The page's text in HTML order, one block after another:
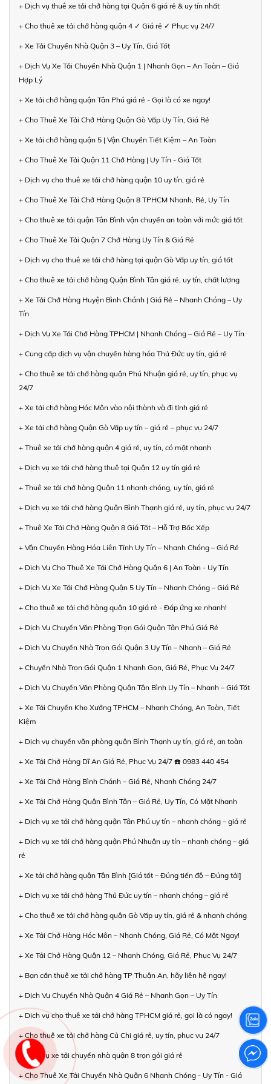
+ Dịch vụ thuê xe tải chở hàng tại Quận 6 giá rẻ & uy tín nhất
+ Cho thuê xe tải chở hàng quận 4 ✓ Giá rẻ ✓ Phục vụ 24/7
+ Xe Tải Chuyển Nhà Quận 3 – Uy Tín, Giá Tốt
+ Dịch Vụ Xe Tải Chuyển Nhà Quận 1 | Nhanh Gọn – An Toàn – Giá
Hợp Lý
+ Xe tải chở hàng quận Tân Phú giá rẻ - Gọi là có xe ngay!
+ Cho Thuê Xe Tải Chở Hàng Quận Gò Vấp Uy Tín, Giá Rẻ
+ Xe tải chở hàng quận 5 | Vận Chuyển Tiết Kiệm – An Toàn
+ Cho Thuê Xe Tải Quận 11 Chở Hàng | Uy Tín - Giá Tốt
+ Dịch vụ cho thuê xe tải chở hàng quận 10 uy tín, giá rẻ
+ Cho Thuê Xe Tải Chở Hàng Quận 8 TPHCM Nhanh, Rẻ, Uy Tín
+ Cho thuê xe tải quận Tân Bình vận chuyển an toàn với mức giá tốt
+ Cho Thuê Xe Tải Quận 7 Chở Hàng Uy Tín & Giá Rẻ
+ Dịch vụ cho thuê xe tải chở hàng tại quận Gò Vấp uy tín, giá tốt
+ Cho thuê xe tải chở hàng Quận Bình Tân giá rẻ, uy tín, chất lượng
+ Xe Tải Chở Hàng Huyện Bình Chánh | Giá Rẻ – Nhanh Chóng – Uy
Tín
+ Dịch Vụ Xe Tải Chở Hàng TPHCM | Nhanh Chóng – Giá Rẻ – Uy Tín
+ Cung cấp dịch vụ vận chuyển hàng hóa Thủ Đức uy tín, giá rẻ
+ Cho thuê xe tải chở hàng quận Phú Nhuận giá rẻ, uy tín, phục vụ
24/7
+ Xe tải chở hàng Hóc Môn vào nội thành và đi tỉnh giá rẻ
+ Xe tải chở hàng Quận Gò Vấp uy tín – giá rẻ – phục vụ 24/7
+ Thuê xe tải chở hàng quận 4 giá rẻ, uy tín, có mặt nhanh
+ Dịch vụ xe tải chở hàng thuê tại Quận 12 uy tín giá rẻ
+ Thuê xe tải chở hàng Quận 11 nhanh chóng, uy tín, giá rẻ
+ Dịch vụ xe tải chở hàng Quận Bình Thạnh giá rẻ, uy tín, phục vụ 24/7
+ Thuê Xe Tải Chở Hàng Quận 8 Giá Tốt – Hỗ Trợ Bốc Xếp
+ Vận Chuyển Hàng Hóa Liên Tỉnh Uy Tín – Nhanh Chóng – Giá Rẻ
+ Dịch Vụ Cho Thuê Xe Tải Chở Hàng Quận 6 | An Toàn - Uy Tín
+ Dịch Vụ Xe Tải Chở Hàng Quận 5 Uy Tín – Nhanh Chóng – Giá Rẻ
+ Cho thuê xe tải chở hàng quận 10 giá rẻ - Đáp ứng xe nhanh!
+ Dịch Vụ Chuyển Văn Phòng Trọn Gói Quận Tân Phú Giá Rẻ
+ Dịch Vụ Chuyển Nhà Trọn Gói Quận 3 Uy Tín – Nhanh – Giá Rẻ
+ Chuyển Nhà Trọn Gói Quận 1 Nhanh Gọn, Giá Rẻ, Phục Vụ 24/7
+ Dịch Vụ Chuyển Văn Phòng Quận Tân Bình Uy Tín – Nhanh – Giá Tốt
+ Xe Tải Chuyển Kho Xưởng TPHCM – Nhanh Chóng, An Toàn, Tiết
Kiệm
+ Dịch vụ chuyển văn phòng quận Bình Thạnh uy tín, giá rẻ, an toàn
+ Xe Tải Chở Hàng Dĩ An Giá Rẻ, Phục Vụ 24/7 ☎️ 0983 440 454
+ Xe Tải Chở Hàng Bình Chánh – Giá Rẻ, Nhanh Chóng 24/7
+ Xe Tải Chở Hàng Quận Bình Tân – Giá Rẻ, Uy Tín, Có Mặt Nhanh
+ Dịch vụ xe tải chở hàng quận Tân Phú uy tín – nhanh chóng – giá rẻ
+ Dịch vụ xe tải chở hàng quận Phú Nhuận uy tín – nhanh chóng – giá
rẻ
+ Xe tải chở hàng quận Tân Bình [Giá tốt – Đúng tiến độ – Đúng tải]
+ Dịch vụ xe tải chở hàng Thủ Đức uy tín – nhanh chóng – giá rẻ
+ Cho thuê xe tải chở hàng quận Gò Vấp uy tín, giá rẻ & nhanh chóng
+ Xe Tải Chở Hàng Hóc Môn – Nhanh Chóng, Giá Rẻ, Có Mặt Ngay!
+ Xe Tải Chở Hàng Quận 12 – Nhanh Chóng, Giá Rẻ, Phục Vụ 24/7
+ Bạn cần thuê xe tải chở hàng TP Thuận An, hãy liên hệ ngay!
+ Dịch Vụ Chuyển Nhà Quận 4 Giá Rẻ – Nhanh Gọn – Uy Tín
+ Dịch vụ cho thuê xe tải chở hàng TPHCM giá rẻ, gọi là có ngay!
+ Cho thuê xe tải chở hàng Củ Chi giá rẻ, uy tín, phục vụ 24/7
+ Dịch vụ xe tải chuyển nhà quận 8 trọn gói giá rẻ
+ Cho Thuê Xe Tải Chuyển Nhà Quận 6 Nhanh Chóng - Uy Tín - Giá